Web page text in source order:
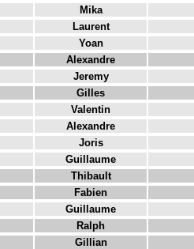
Mika
Laurent
Yoan
Alexandre
Jeremy
Gilles
Valentin
Alexandre
Joris
Guillaume
Thibault
Fabien
Guillaume
Ralph
Gillian